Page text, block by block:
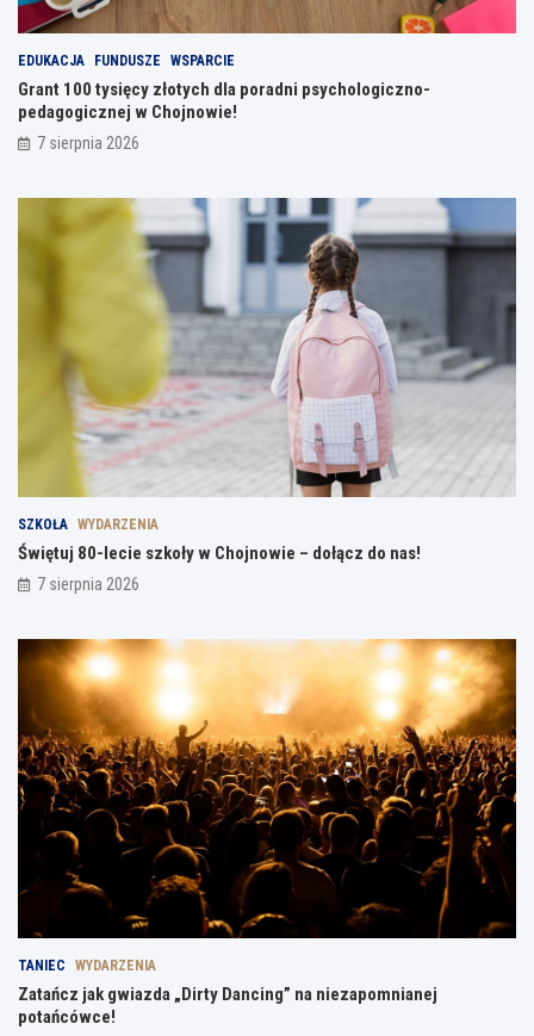
EDUKACJA FUNDUSZE WSPARCIE
Grant 100 tysięcy złotych dla poradni psychologiczno-
pedagogicznej w Chojnowie!
7 sierpnia 2026
SZKOŁA WYDARZENIA
Świętuj 80-lecie szkoły w Chojnowie – dołącz do nas!
7 sierpnia 2026
TANIEC WYDARZENIA
Zatańcz jak gwiazda „Dirty Dancing” na niezapomnianej
potańcówce!